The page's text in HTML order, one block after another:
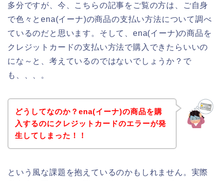
多分ですが、今、こちらの記事をご覧の方は、ご自身
で色々とena(イーナ)の商品の支払い方法について調べ
ているのだと思います。そして、ena(イーナ)の商品を
クレジットカードの支払い方法で購入できたらいいの
にな～と、考えているのではないでしょうか？で
も、、、。
どうしてなのか？ena(イーナ)の商品を購
入するのにクレジットカードのエラーが発
生してしまった！！
という風な課題を抱えているのかもしれません。実際